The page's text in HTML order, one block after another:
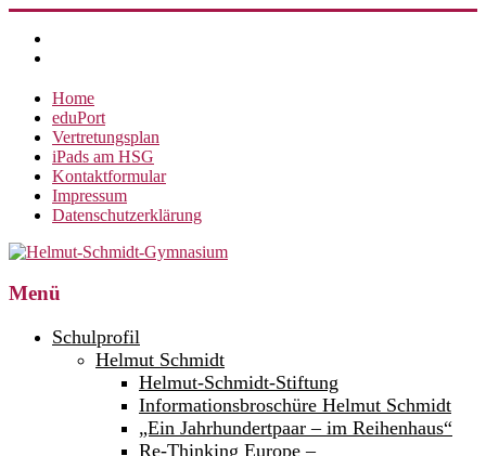
Inhalt
springen
Home
eduPort
Vertretungsplan
iPads am HSG
Kontaktformular
Impressum
Datenschutzerklärung
Helmut-
Gymnasium
Menü
Schulprofil
Helmut Schmidt
Helmut-Schmidt-Stiftung
Informationsbroschüre Helmut Schmidt
„Ein Jahrhundertpaar – im Reihenhaus“
Re-Thinking Europe –